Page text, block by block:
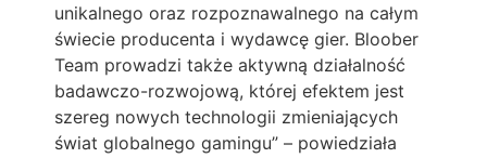
unikalnego oraz rozpoznawalnego na całym
świecie producenta i wydawcę gier. Bloober
Team prowadzi także aktywną działalność
badawczo-rozwojową, której efektem jest
szereg nowych technologii zmieniających
świat globalnego gamingu” – powiedziała